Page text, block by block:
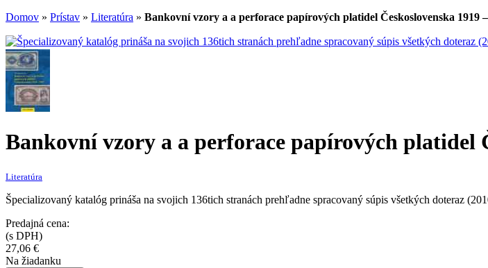
Domov » Prístav » Literatúra » Bankovní vzory a a perforace papírových platidel Československa 1919
Bankovní vzory a a perforace papírových platidel
Literatúra
Špecializovaný katalóg prináša na svojich 136tich stranách prehľadne spracovaný súpis všetkých doteraz
Predajná cena:
(s DPH)
27,06 €
Na žiadanku